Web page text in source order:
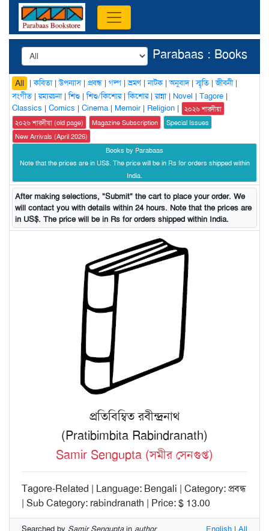
Parabaas : Books
All |কবিতা|উপন্যাস| প্রবন্ধ | গল্প |ভ্রমণ|নাটক |অনুবাদ|স্মৃতি |জীবনী|
সংগীত |রম্যরচনা|শিশু |শিশু/কিশোর|কিশোর|রান্না| Novel | Tagore |
Classics | Comics | Cinema | Memoir| Religion |
২০২৬ শারদীয়া
২০২৬ শারদীয়া (old page)
Magazine Subscription
Special Issues
New Arrivals (April 2026)
Books by Parabaas
Note that the prices are in US$. The price will be in Rs for orders shipped within
India.
After making selections, "Submit" the cart to place your order. We
will contact you with details within 24 hours. Note that the prices are
in US$. The price will be in Rs for orders shipped within India.
প্রতিবিম্বিত রবীন্দ্রনাথ
(Pratibimbita Rabindranath)
Samir Sengupta (সমীর সেনগুপ্ত)
Tagore-Related | Language: Bengali | Category: প্রবন্ধ
| Sub Category: rabindranath | Price: $ 13.00
Searched by Samir Senguptain author English | All